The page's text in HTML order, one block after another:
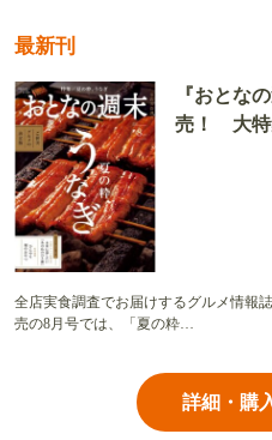
最新刊
『おとな
売！ 大特
全店実食調査でお届けするグルメ情報
売の8月号では、「夏の粋…
詳細・購